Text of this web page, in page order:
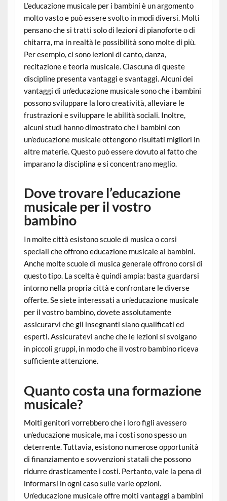
L’educazione musicale per i bambini è un argomento
molto vasto e può essere svolto in modi diversi. Molti
pensano che si tratti solo di lezioni di pianoforte o di
chitarra, ma in realtà le possibilità sono molte di più.
Per esempio, ci sono lezioni di canto, danza,
recitazione e teoria musicale. Ciascuna di queste
discipline presenta vantaggi e svantaggi. Alcuni dei
vantaggi di un’educazione musicale sono che i bambini
possono sviluppare la loro creatività, alleviare le
frustrazioni e sviluppare le abilità sociali. Inoltre,
alcuni studi hanno dimostrato che i bambini con
un’educazione musicale ottengono risultati migliori in
altre materie. Questo può essere dovuto al fatto che
imparano la disciplina e si concentrano meglio.
Dove trovare l’educazione
musicale per il vostro
bambino
In molte città esistono scuole di musica o corsi
speciali che offrono educazione musicale ai bambini.
Anche molte scuole di musica generale offrono corsi di
questo tipo. La scelta è quindi ampia: basta guardarsi
intorno nella propria città e confrontare le diverse
offerte. Se siete interessati a un’educazione musicale
per il vostro bambino, dovete assolutamente
assicurarvi che gli insegnanti siano qualificati ed
esperti. Assicuratevi anche che le lezioni si svolgano
in piccoli gruppi, in modo che il vostro bambino riceva
sufficiente attenzione.
Quanto costa una formazione
musicale?
Molti genitori vorrebbero che i loro figli avessero
un’educazione musicale, ma i costi sono spesso un
deterrente. Tuttavia, esistono numerose opportunità
di finanziamento e sovvenzioni statali che possono
ridurre drasticamente i costi. Pertanto, vale la pena di
informarsi in ogni caso sulle varie opzioni.
Un’educazione musicale offre molti vantaggi a bambini